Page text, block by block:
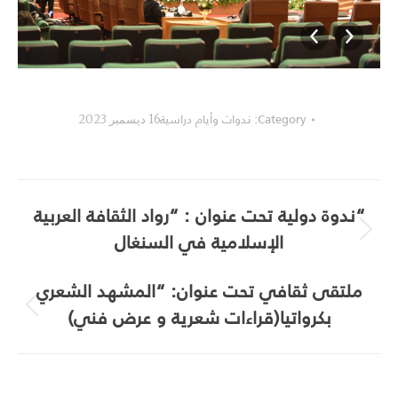
2019T
___________________________
Category: ندوات وأيام دراسية16 ديسمبر 2023
Album
navigation
Previous
ملتقى ثقافي تحت عنوان: “المشهد الشعري
بكرواتيا(قراءات شعرية و عرض فني)
Next
“ندوة دولية تحت عنوان : “رواد الثقافة العربية
الإسلامية في السنغال